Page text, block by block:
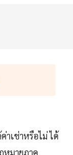
าเช่าหรือไม่ ได้
หมายภาค